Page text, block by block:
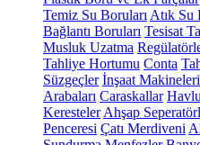
Temiz Su Boruları Atık Su
Bağlantı Boruları Tesisat
Musluk Uzatma
Tahliye Hortumu Conta
Süzgeçler İnşaat Makineleri
Arabaları Caraskallar
Keresteler Ahşap
Penceresi Çatı Merdiveni